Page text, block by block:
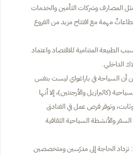
المصارف وشركات التأمين والخدمات
مهمة مع افتتاح مزيد من الفروع
الطبيعة المتنامية للاقتصاد واعتماد
الداخلي.
أن السياحة في باراغواي ليست بنفس
(كالبرازيل والأرجنتين)، إلا أنها
وتوفر فرص عمل في الفنادق
والأنشطة السياحية الثقافية
تزداد الحاجة إلى مدرّسين ومتخصصين